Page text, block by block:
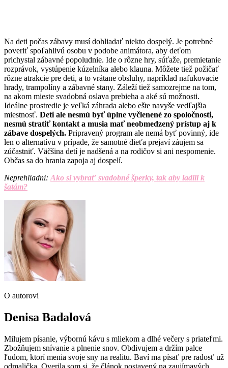
Na deti počas zábavy musí dohliadať niekto dospelý. Je potrebné
poveriť spoľahlivú osobu v podobe animátora, aby deťom
prichystal zábavné popoludnie. Ide o rôzne hry, súťaže, premietanie
rozprávok, vystúpenie kúzelníka alebo klauna. Môžete tiež požičať
rôzne atrakcie pre deti, a to vrátane obsluhy, napríklad nafukovacie
hrady, trampolíny a zábavné stany. Záleží tiež samozrejme na tom,
na akom mieste svadobná oslava prebieha a aké sú možnosti.
Ideálne prostredie je veľká záhrada alebo ešte navyše vedľajšia
miestnosť. Deti ale nesmú byť úplne vyčlenené zo spoločnosti,
nesmú stratiť kontakt a musia mať neobmedzený prístup aj k
zábave dospelých. Pripravený program ale nemá byť povinný, ide
len o alternatívu v prípade, že samotné dieťa prejaví záujem sa
zúčastniť. Väčšina detí je nadšená a na rodičov si ani nespomenie.
Občas sa do hrania zapoja aj dospelí.
Neprehliadni: Ako si vybrať svadobné šperky, tak aby ladili k
šatám?
O autorovi
Denisa Badalová
Milujem písanie, výbornú kávu s mliekom a dlhé večery s priateľmi.
Zbožňujem snívanie a plnenie snov. Obdivujem a držím palce
ľudom, ktorí menia svoje sny na realitu. Baví ma písať pre radosť už
odmalička. Overila som si, že článok postavený na zaujímavých